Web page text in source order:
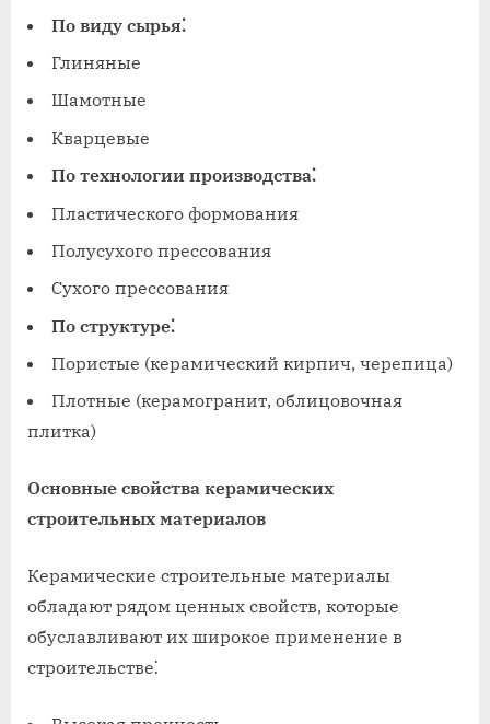
По виду сырья⁚
Глиняные
Шамотные
Кварцевые
По технологии производства⁚
Пластического формования
Полусухого прессования
Сухого прессования
По структуре⁚
Пористые (керамический кирпич, черепица)
Плотные (керамогранит, облицовочная
плитка)
Основные свойства керамических
строительных материалов
Керамические строительные материалы
обладают рядом ценных свойств, которые
обуславливают их широкое применение в
строительстве⁚